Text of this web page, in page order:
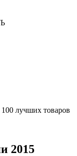
100 лучших товаров
2015